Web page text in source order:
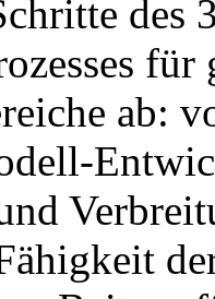
des
für
ab: